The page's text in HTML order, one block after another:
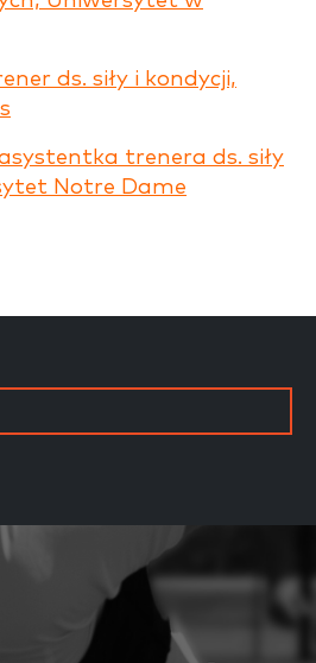
ds. siły i kondycji,
trenera ds. siły
Notre Dame